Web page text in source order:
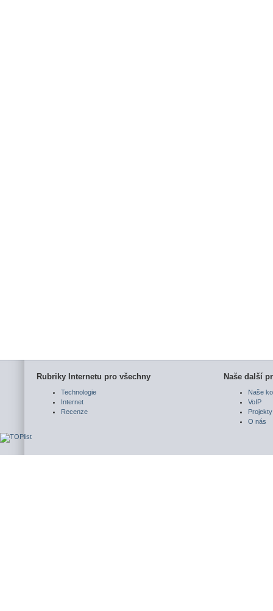
Rubriky Internetu pro všechny
Technologie
Internet
Recenze
Naše další
Naše
VoIP
Projekty
O nás